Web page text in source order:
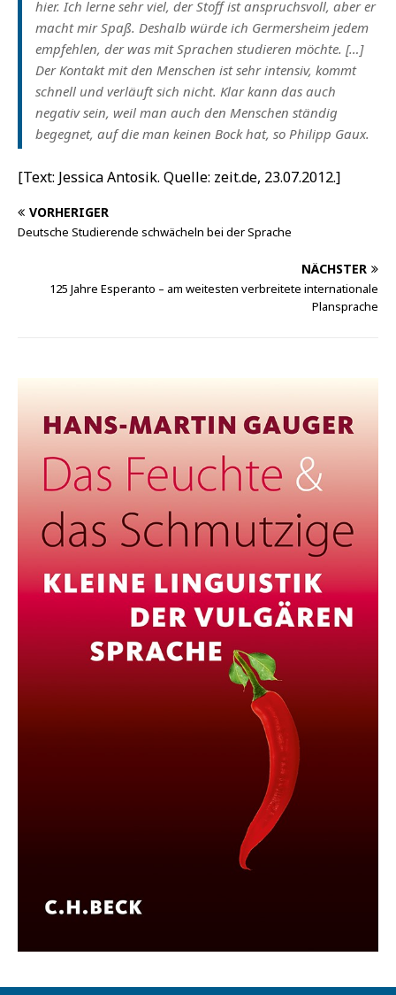
hier. Ich lerne sehr viel, der Stoff ist anspruchsvoll, aber er
macht mir Spaß. Deshalb würde ich Germersheim jedem
empfehlen, der was mit Sprachen studieren möchte. […]
Der Kontakt mit den Menschen ist sehr intensiv, kommt
schnell und verläuft sich nicht. Klar kann das auch
negativ sein, weil man auch den Menschen ständig
begegnet, auf die man keinen Bock hat, so Philipp Gaux.
[Text: Jessica Antosik. Quelle: zeit.de, 23.07.2012.]
VORHERIGER
Deutsche Studierende schwächeln bei der Sprache
NÄCHSTER
125 Jahre Esperanto – am weitesten verbreitete internationale
Plansprache